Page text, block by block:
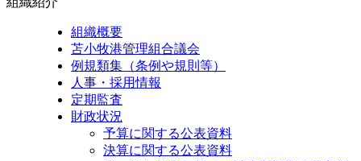
組織概要
苫小牧港管理組合議会
例規類集（条例や規則等）
人事・採用情報
定期監査
財政状況
予算に関する公表資料
決算に関する公表資料